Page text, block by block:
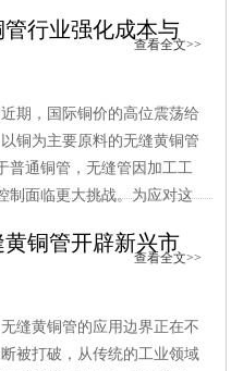
查看全文>>
行业强化成本与
近期，国际铜价的高位震荡给
以铜为主要原料的无缝黄铜管
普通铜管，无缝管因加工工
制面临更大挑战。为应对这
查看全文>>
铜管开辟新兴市
无缝黄铜管的应用边界正在不
断被打破，从传统的工业领域